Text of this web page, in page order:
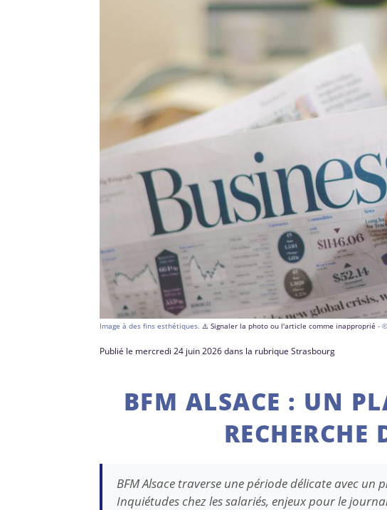
Image à des fins esthétiques.⚠️ Signaler la photo ou l'article comme inapproprié -
Publié le mercredi 24 juin 2026 dans la rubrique Strasbourg
BFM ALSACE : UN
RECHERCHE
BFM Alsace traverse une période délicate avec
Inquiétudes chez les salariés, enjeux pour le